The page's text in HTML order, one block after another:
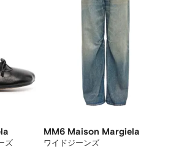
ズ
MM6 Maison Margiela
ワイドジーンズ